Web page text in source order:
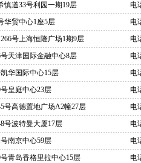
慎道33号利园一期19层
电
华贸中心1座5层
电
号上海恒隆广场1期9层
电
号天津国际金融中心8层
电
华国际中心15层
电
皇庭中心23层
电
号高德置地广场A2幢27层
电
号波特曼大厦17层
电
南京中心59层
电
青岛香格里拉中心15层
电